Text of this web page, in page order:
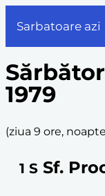
Sarbatoare azi
1979
(ziua 9 ore,
1 S Sf.